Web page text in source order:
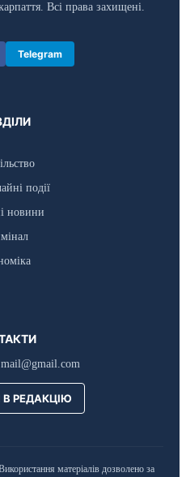
Всі права захищені.
Telegram
події
новини
РЕДАКЦІЮ
матеріалів дозволено за